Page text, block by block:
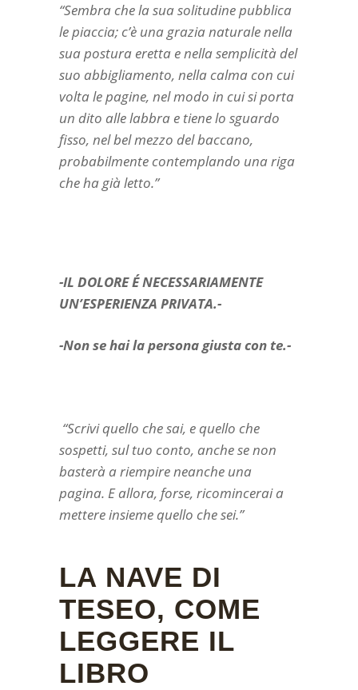
“Sembra che la sua solitudine pubblica
le piaccia; c’è una grazia naturale nella
sua postura eretta e nella semplicità del
suo abbigliamento, nella calma con cui
volta le pagine, nel modo in cui si porta
un dito alle labbra e tiene lo sguardo
fisso, nel bel mezzo del baccano,
probabilmente contemplando una riga
che ha già letto.”
-IL DOLORE É NECESSARIAMENTE
UN’ESPERIENZA PRIVATA.-
-Non se hai la persona giusta con te.-
“Scrivi quello che sai, e quello che
sospetti, sul tuo conto, anche se non
basterà a riempire neanche una
pagina. E allora, forse, ricomincerai a
mettere insieme quello che sei.”
LA NAVE DI
TESEO, COME
LEGGERE IL
LIBRO